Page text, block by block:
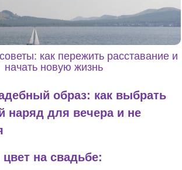
как пережить расставание и
начать новую жизнь
образ: как выбрать
наряд для вечера и не
на свадьбе: